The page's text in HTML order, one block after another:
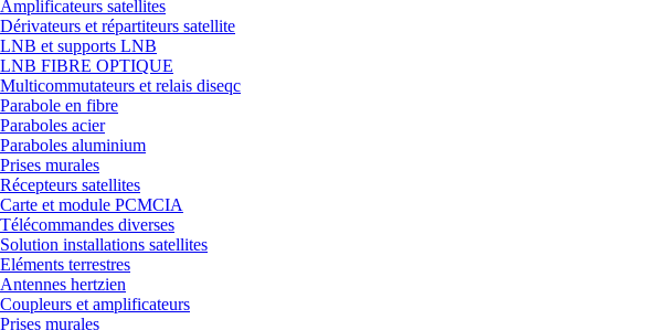
Amplificateurs satellites
Dérivateurs et répartiteurs satellite
LNB et supports LNB
LNB FIBRE OPTIQUE
Multicommutateurs et relais diseqc
Parabole en fibre
Paraboles acier
Paraboles aluminium
Prises murales
Récepteurs satellites
Carte et module PCMCIA
Télécommandes diverses
Solution installations satellites
Eléments terrestres
Antennes hertzien
Coupleurs et amplificateurs
Prises murales